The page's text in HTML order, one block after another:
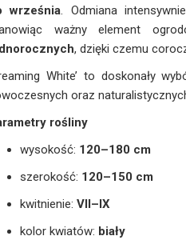
września. Odmiana intensywnie
ważny element
, dzięki czemu
White’ to doskonały
oraz
rośliny
wysokość: 120–180 cm
szerokość: 120–150 cm
kwitnienie:VII–IX
kolor kwiatów: biały